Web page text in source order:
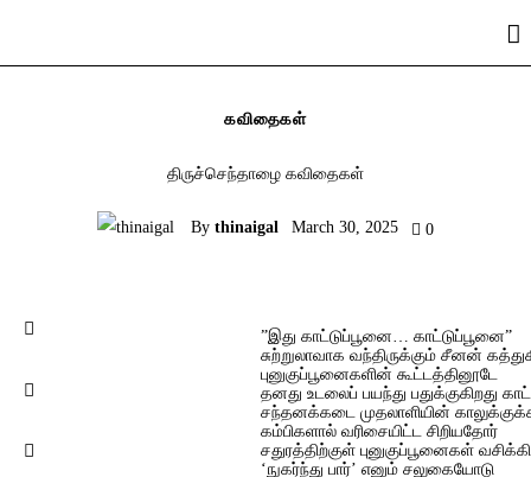
ஆசிரியர் பக்கம்
தொடர்புக்கு
கவிதைகள்
திருச்செந்தாழை கவிதைகள்
By thinaigal March 30, 2025 0
”இது காட்டுப்பூனை… காட்டுப்பூனை”
சுற்றுலாவாக வந்திருக்கும் சீனன்
புனுகுப்பூனைகளின் கூட்டத்தினூடே
தனது உடலைப் பயந்து பதுக்குகிறது
சந்தனக்கடை முதலாளியின்
கம்பிகளால் வரிசையிட்ட சிறியதோர்
சதுரத்திற்குள் புனுகுப்பூனைகள்
‘நுகர்ந்து பார்’ எனும் சலுகையோடு